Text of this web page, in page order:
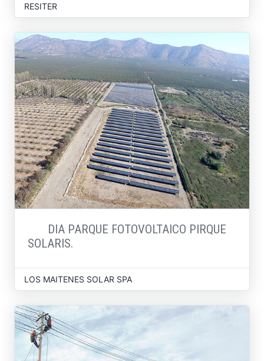
RESITER
DIA PARQUE FOTOVOLTAICO PIRQUE
SOLARIS.
LOS MAITENES SOLAR SPA